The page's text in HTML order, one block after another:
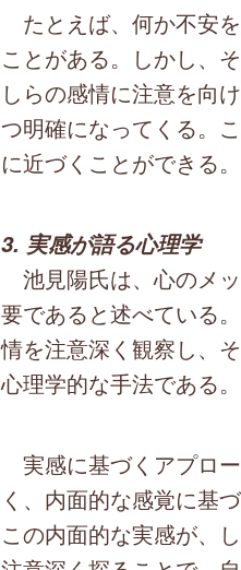
たとえば、何か不安
ことがある。しかし、
しらの感情に注意を向
つ明確になってくる。
に近づくことができる。
3. 実感が語る心理学
池見陽氏は、心のメ
要であると述べている
情を注意深く観察し、
心理学的な手法である。
実感に基づくアプロ
く、内面的な感覚に基
この内面的な実感が、